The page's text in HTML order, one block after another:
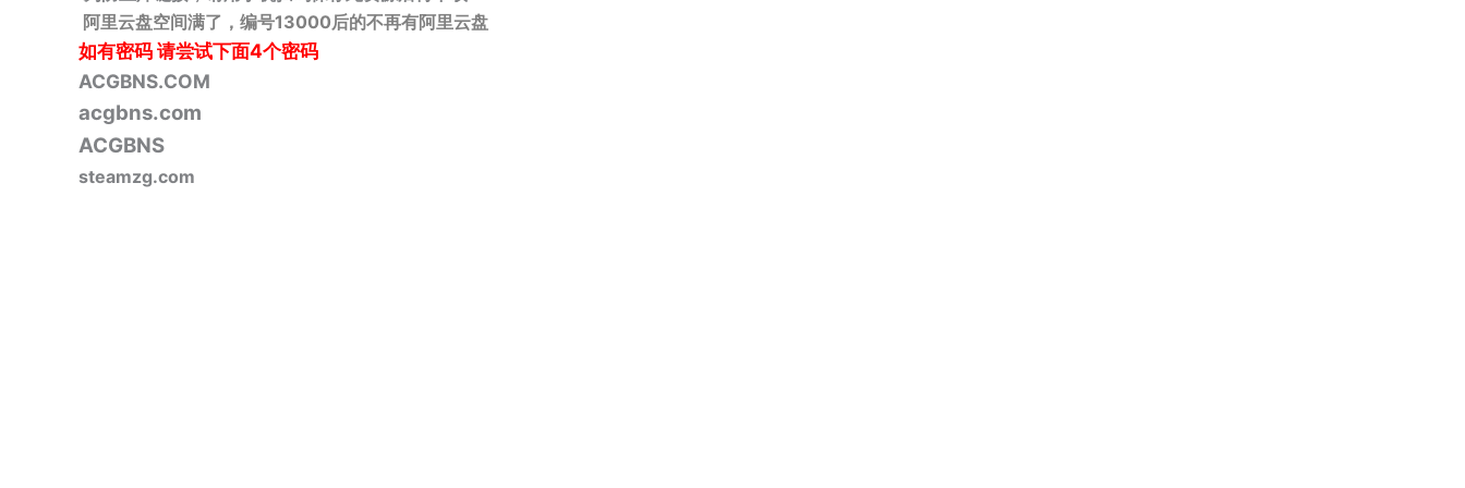
阿里云盘空间满了，编号13000后的不再有阿里云盘
如有密码请尝试下面4个密码
ACGBNS.COM
acgbns.com
ACGBNS
steamzg.com